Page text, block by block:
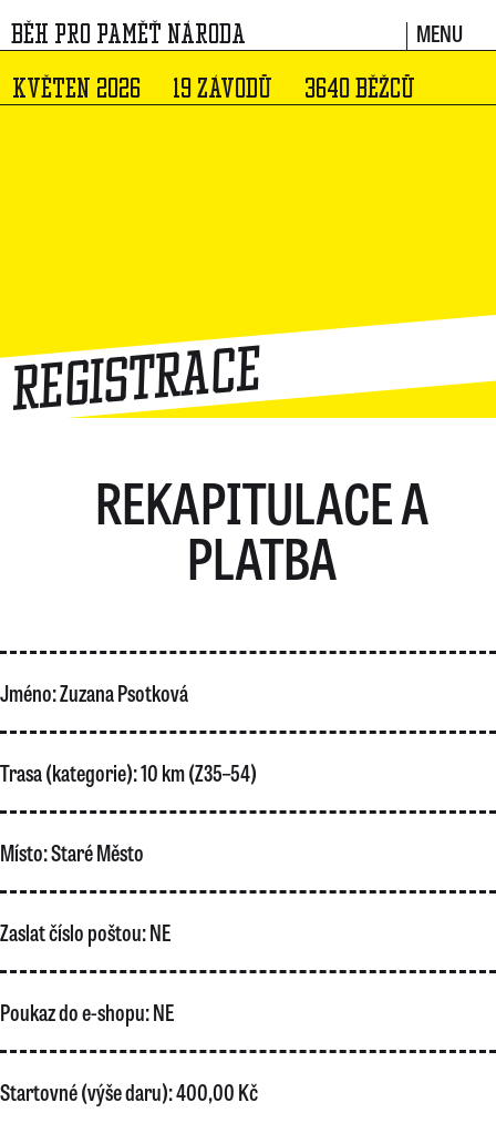
BĚH PRO PAMĚŤ NÁRODA MENU
KVĚTEN 2026 19 ZÁVODŮ 3640 BĚŽCŮ
Registrace
REKAPITULACE A
PLATBA
Jméno:Zuzana Psotková
Trasa (kategorie):10 km (Z35–54)
Místo:Staré Město
Zaslat číslo poštou:NE
Poukaz do e-shopu:NE
Startovné (výše daru):400,00 Kč